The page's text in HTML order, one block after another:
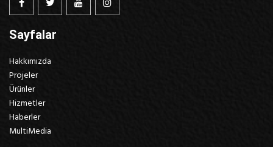
Sayfalar
Hakkımızda
Projeler
Ürünler
Hizmetler
Haberler
MultiMedia